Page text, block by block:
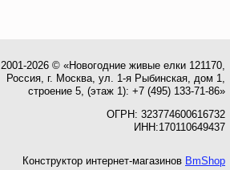
2001-2026 © «Новогодние живые елки 121170,
Россия, г. Москва, ул. 1-я Рыбинская, дом 1,
строение 5, (этаж 1): +7 (495) 133-71-86»
ОГРН: 323774600616732
ИНН:170110649437
Конструктор интернет-магазинов BmShop